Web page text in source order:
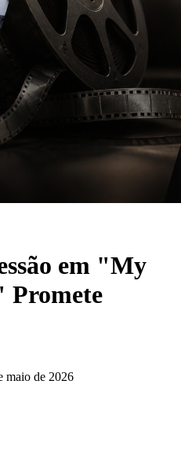
em "My
Promete
maio de 2026